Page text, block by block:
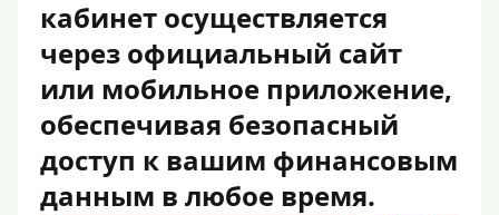
кабинет осуществляется
через официальный сайт
или мобильное приложение,
обеспечивая безопасный
доступ к вашим финансовым
данным в любое время.